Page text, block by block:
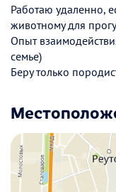
Работаю удаленно,
животному для
Опыт
семье)
Беру только